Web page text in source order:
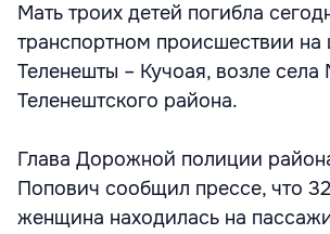
Мать троих детей погибла
транспортном происшествии на
Теленешты – Кучоая, возле
Теленештского района.
Глава Дорожной полиции
Попович сообщил прессе, что
женщина находилась на